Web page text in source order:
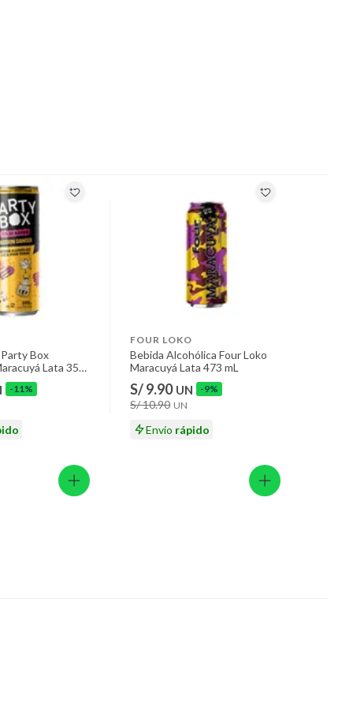
Box
Lata 355
-11%
FOUR LOKO
Bebida Alcohólica Four Loko
Maracuyá Lata 473 mL
S/ 9.90 UN -9%
S/ 10.90 UN
Envío rápido